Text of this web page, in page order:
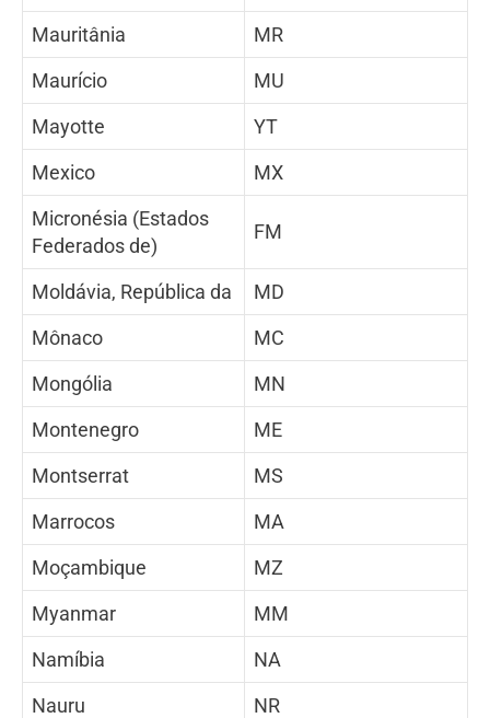
Mauritânia
MR
Maurício
MU
Mayotte
YT
Mexico
MX
Micronésia (Estados
Federados de)
FM
Moldávia, República da
MD
Mônaco
MC
Mongólia
MN
Montenegro
ME
Montserrat
MS
Marrocos
MA
Moçambique
MZ
Myanmar
MM
Namíbia
NA
Nauru
NR